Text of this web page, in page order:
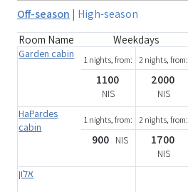
Off-season | High-season
Room Name Weekdays
Garden cabin 1 nights, from:
1100
NIS
2 nights, from:
2000
NIS
HaPardes
cabin
1 nights, from:
900 NIS
2 nights, from:
1700
NIS
אלון